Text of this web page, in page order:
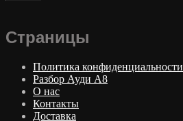
Страницы
Политика конфиденциальности
Разбор Ауди А8
О нас
Контакты
Доставка